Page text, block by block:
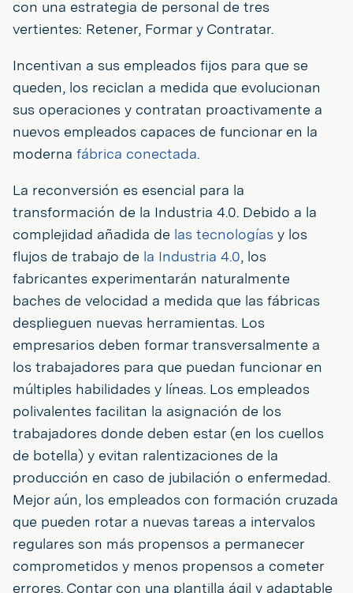
con una estrategia de personal de tres
vertientes: Retener, Formar y Contratar.
Incentivan a sus empleados fijos para que se
queden, los reciclan a medida que evolucionan
sus operaciones y contratan proactivamente a
nuevos empleados capaces de funcionar en la
moderna fábrica conectada.
La reconversión es esencial para la
transformación de la Industria 4.0. Debido a la
complejidad añadida de las tecnologías y los
flujos de trabajo de la Industria 4.0, los
fabricantes experimentarán naturalmente
baches de velocidad a medida que las fábricas
desplieguen nuevas herramientas. Los
empresarios deben formar transversalmente a
los trabajadores para que puedan funcionar en
múltiples habilidades y líneas. Los empleados
polivalentes facilitan la asignación de los
trabajadores donde deben estar (en los cuellos
de botella) y evitan ralentizaciones de la
producción en caso de jubilación o enfermedad.
Mejor aún, los empleados con formación cruzada
que pueden rotar a nuevas tareas a intervalos
regulares son más propensos a permanecer
comprometidos y menos propensos a cometer
errores. Contar con una plantilla ágil y adaptable